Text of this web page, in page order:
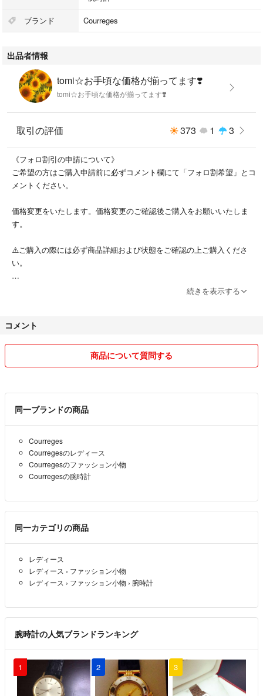
⚫︎風防ガラスには目立つ傷汚れ無く綺麗な状態です。
⚫︎文字盤には目立つ傷汚れ無く綺麗な状態です。
⚫︎ベルトには光があたるとみえる細かい擦り傷あります。
⚫︎超音波洗浄 汚れはありません。
⚫︎クリーニング済 / Cleaned
⚫︎他にもたくさんの時計を出品しております。
下記リンクをクリックください。
↓↓↓↓↓↓↓↓↓↓↓↓↓↓↓↓↓↓↓↓↓↓↓↓↓↓
#tomi時計一覧
#tomi時計一覧のクレージュ
☆注意事項等（プロフィールをご覧ください）
張されております。
⚫︎出品時にはクリーニングおよび動作確認をおこなっております。
万一、商品受取時に説明には記載されてない大きな不具合等ある場合は必
一点のみの商品ばかりですので交換はできませんが返品ご返金は可能で
す。
⚫︎クリーニングは外装を専用研磨剤にて磨き、金属ベルトはさらに超音波
洗浄で汚れを落としております。ご購入様からは思った以上に綺麗でした
☆古物商許可（福井県公安委員会）のもと古物市場より購入および販売さ
せていただいております。
管理番号 T727
ブランド Courreges
出品者情報
tomi☆お手頃な価格が揃ってます❣️
tomi☆お手頃な価格が揃ってます❣️
取引の評価 373 1 3
《フォロ割引の申請について》
ご希望の方はご購入申請前に必ずコメント欄にて「フォロ割希望」とコ
メントください。
価格変更をいたします。価格変更のご確認後ご購入をお願いいたしま
す。
⚠️ご購入の際には必ず商品詳細および状態をご確認の上ご購入くださ
い。
ご購入申請前（価格変更前）にコメントなし購入の場合は対象外となり
またご購入後のフォロー割は受付いたしません。
5%お値引きいたします。
販売価格（表示価格）が999円以下は対象外となります。
⚫︎金属ベルトのサイズ、大から小へ調整はコチラにてさせていただいて
変更不可能な品もあります。
こんにちは！⭐️ 購入申請ありますが殆どOKです⭐️
商品にもよりますが元箱は無いものとしてお求めください。元箱がある
場合は詳細及び写真に掲載いたします。
返信が2時間ほど遅れる場合もございます。
御了承ください。
続きを表示する
コメント
商品について質問する
同一ブランドの商品
Courreges
Courregesのレディース
Courregesのファッション小物
Courregesの腕時計
同一カテゴリの商品
レディース
レディース › ファッション小物
レディース › ファッション小物 › 腕時計
腕時計の人気ブランドランキング
1 2 3